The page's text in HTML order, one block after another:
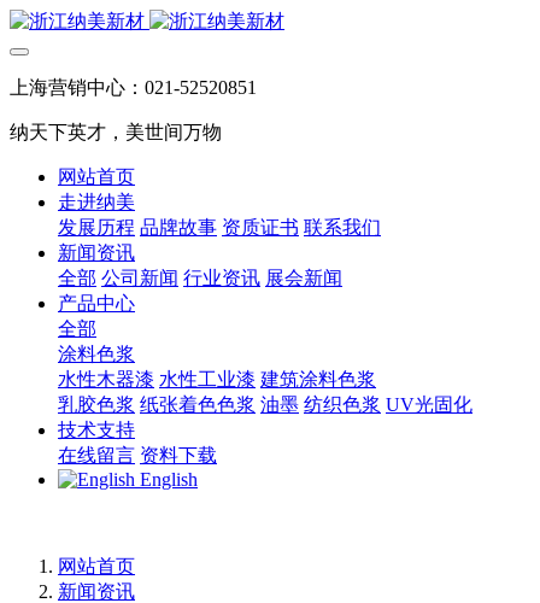
上海营销中心：021-52520851
纳天下英才，美世间万物
网站首页
走进纳美
发展历程 品牌故事 资质证书 联系我们
新闻资讯
全部 公司新闻 行业资讯 展会新闻
产品中心
全部
涂料色浆
水性木器漆 水性工业漆 建筑涂料色浆
乳胶色浆 纸张着色色浆 油墨 纺织色浆 UV光固化
技术支持
在线留言 资料下载
English
网站首页
新闻资讯